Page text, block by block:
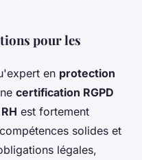
pour les
en protection
certification RGPD
est fortement
solides et
légales,